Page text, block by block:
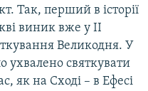
Так, перший в історії
виник вже у ІІ
Великодня. У
ухвалено святкувати
як на Сході – в Ефесі